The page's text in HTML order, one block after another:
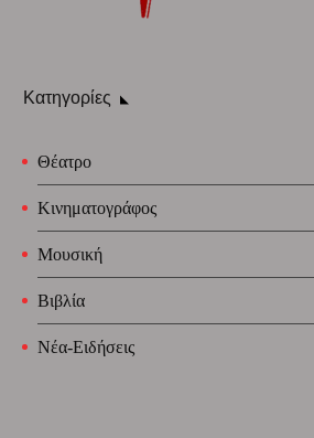
Κατηγορίες
Θέατρο
Κινηματογράφος
Μουσική
Βιβλία
Νέα-Ειδήσεις